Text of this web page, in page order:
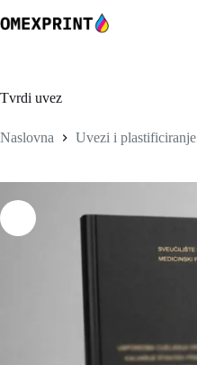
na
Tvrdi uvez
Naslovna Uvezi i plastificiranje